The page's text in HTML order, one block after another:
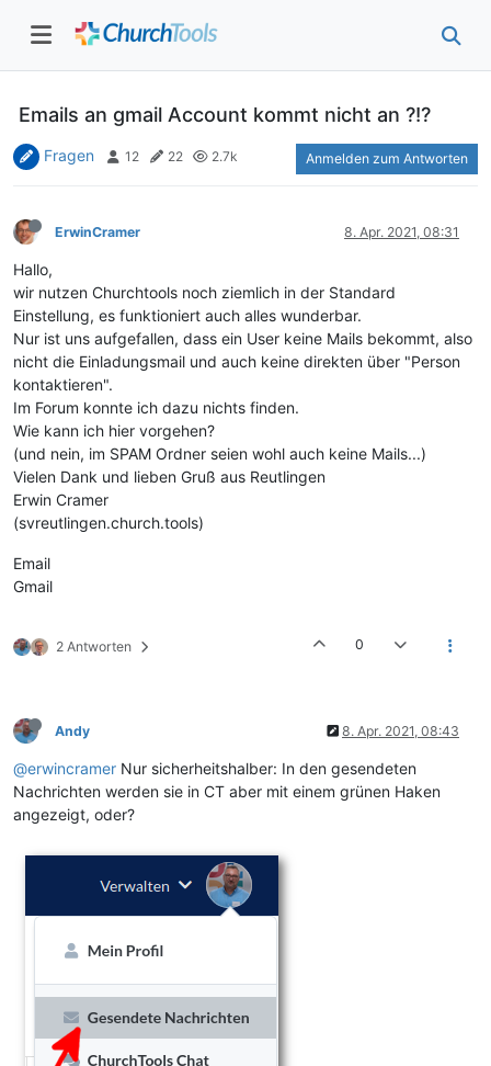
Emails an gmail Account kommt nicht an ?!?
Fragen 12 22 2.7k Anmelden zum Antworten
ErwinCramer 8. Apr. 2021, 08:31
Hallo,
wir nutzen Churchtools noch ziemlich in der Standard
Einstellung, es funktioniert auch alles wunderbar.
Nur ist uns aufgefallen, dass ein User keine Mails bekommt, also
nicht die Einladungsmail und auch keine direkten über "Person
kontaktieren".
Im Forum konnte ich dazu nichts finden.
Wie kann ich hier vorgehen?
(und nein, im SPAM Ordner seien wohl auch keine Mails...)
Vielen Dank und lieben Gruß aus Reutlingen
Erwin Cramer
(svreutlingen.church.tools)
Email
Gmail
2 Antworten 0
Andy 8. Apr. 2021, 08:43
@erwincramer Nur sicherheitshalber: In den gesendeten
Nachrichten werden sie in CT aber mit einem grünen Haken
angezeigt, oder?